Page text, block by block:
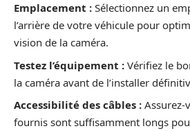
Emplacement : Sélectionnez un
l’arrière de votre véhicule pour
vision de la caméra.
Testez l’équipement : Vérifiez le
la caméra avant de l’installer
Accessibilité des câbles : Assurez-
fournis sont suffisamment longs